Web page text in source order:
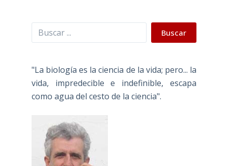
Buscar Buscar
"La biología es la ciencia de la vida; pero... la
vida, impredecible e indefinible, escapa
como agua del cesto de la ciencia".